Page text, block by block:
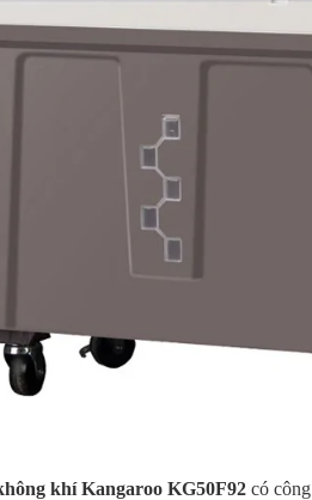
khí Kangaroo KG50F92 có